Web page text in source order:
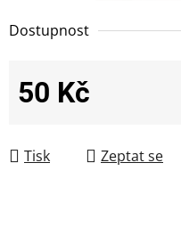
Dostupnost
50 Kč
Tisk Zeptat se